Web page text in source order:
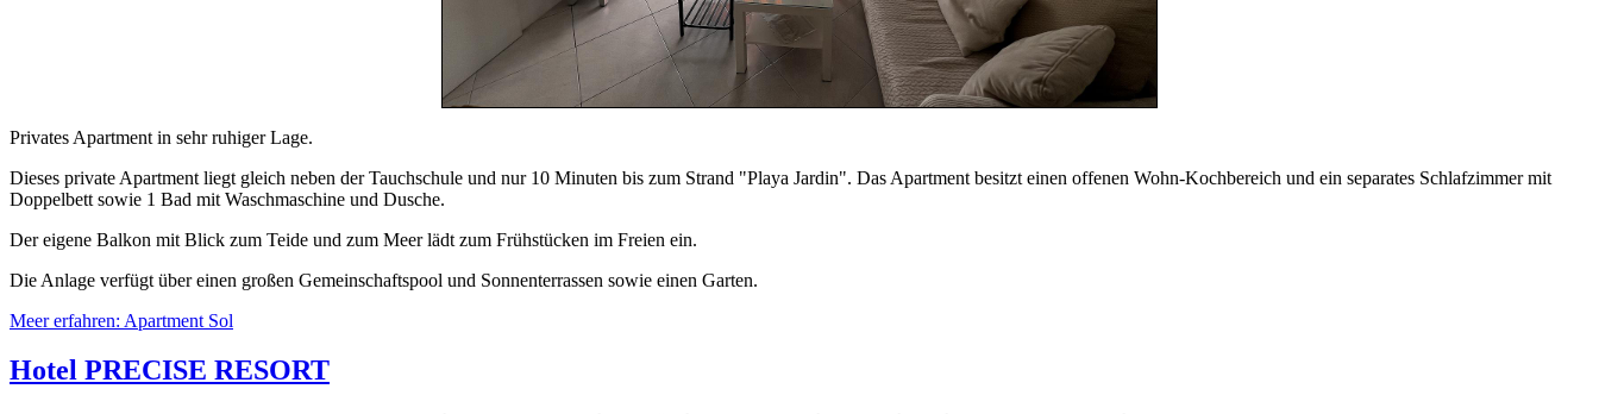
Privates Apartment in sehr ruhiger Lage.
Dieses private Apartment liegt gleich neben der Tauchschule und nur 10 Minuten bis zum Strand "Playa Jardin". Das Apartment besitzt einen offenen Wohn-Kochbereich und ein separates Schlafzimmer mit
Doppelbett sowie 1 Bad mit Waschmaschine und Dusche.
Der eigene Balkon mit Blick zum Teide und zum Meer lädt zum Frühstücken im Freien ein.
Die Anlage verfügt über einen großen Gemeinschaftspool und Sonnenterrassen sowie einen Garten.
Meer erfahren: Apartment Sol
Hotel PRECISE RESORT